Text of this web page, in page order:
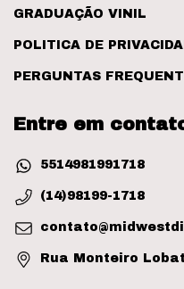
GRADUAÇÃO VINIL
POLITICA DE
PERGUNTAS
Entre em
5514981991718
(14)98199-1718
Rua Monteiro